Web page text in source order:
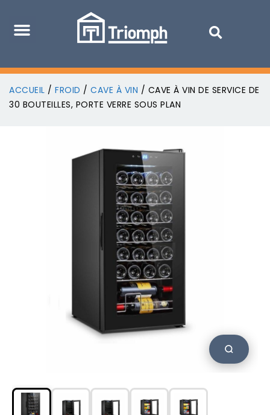
ACCUEIL / FROID / CAVE À VIN / CAVE À VIN DE SERVICE DE
30 BOUTEILLES, PORTE VERRE SOUS PLAN